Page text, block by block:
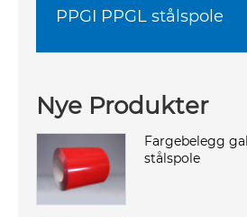
PPGI PPGL stålspole
Nye Produkter
Fargebelegg
stålspole